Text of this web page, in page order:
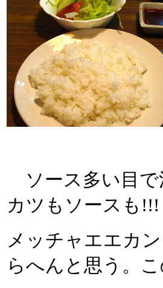
ソース多い目で
カツもソースも
メッチャエエカ
らへんと思う。